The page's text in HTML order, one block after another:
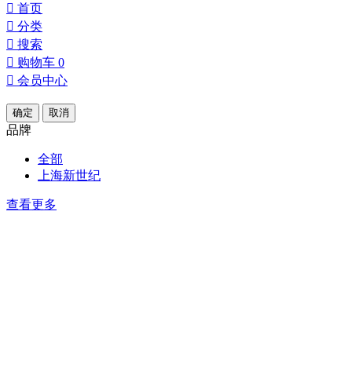
 首页
 分类
 搜索
 购物车 0
 会员中心
确定 取消
品牌
全部
上海新世纪
查看更多